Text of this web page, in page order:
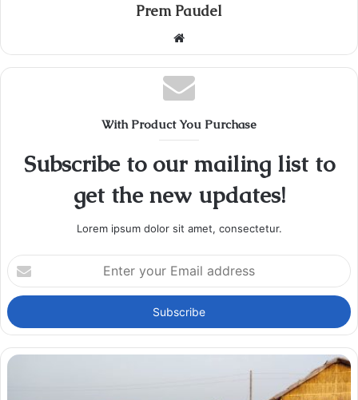
Prem Paudel
Website
With Product You Purchase
Subscribe to our mailing list to
get the new updates!
Lorem ipsum dolor sit amet, consectetur.
Enter
your
Email
address